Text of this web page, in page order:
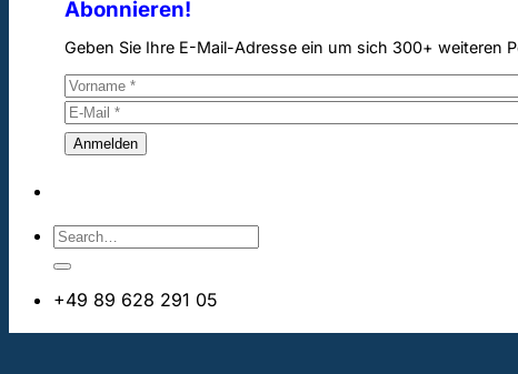
Abonnieren!
Geben Sie Ihre E-Mail-Adresse ein um sich 300+ weiteren
+49 89 628 291 05